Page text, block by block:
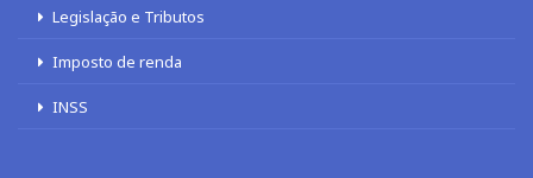
Legislação e Tributos
Imposto de renda
INSS